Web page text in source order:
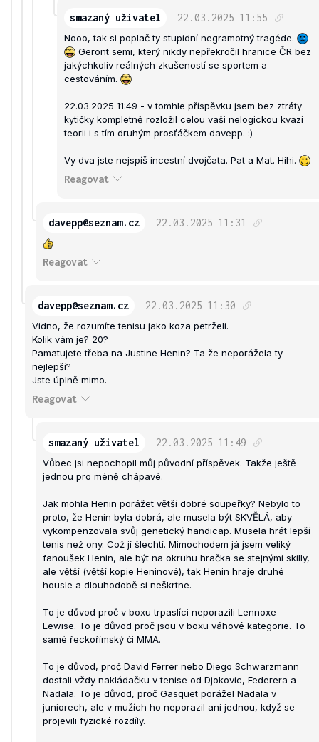
smazaný uživatel 22.03.2025 11:55
Nooo, tak si poplač ty stupidní negramotný tragéde.
Geront semi, který nikdy nepřekročil hranice ČR bez
jakýchkoliv reálných zkušeností se sportem a
cestováním.
22.03.2025 11:49 - v tomhle příspěvku jsem bez ztráty
kytičky kompletně rozložil celou vaši nelogickou kvazi
teorii i s tím druhým prosťáčkem davepp. :)
Vy dva jste nejspíš incestní dvojčata. Pat a Mat. Hihi.
Reagovat
davepp@seznam.cz 22.03.2025 11:31
Reagovat
davepp@seznam.cz 22.03.2025 11:30
Vidno, že rozumíte tenisu jako koza petrželi.
Kolik vám je? 20?
Pamatujete třeba na Justine Henin? Ta že neporážela ty
nejlepší?
Jste úplně mimo.
Reagovat
smazaný uživatel 22.03.2025 11:49
Vůbec jsi nepochopil můj původní příspěvek. Takže ještě
jednou pro méně chápavé.
Jak mohla Henin porážet větší dobré soupeřky? Nebylo to
proto, že Henin byla dobrá, ale musela být SKVĚLÁ, aby
vykompenzovala svůj genetický handicap. Musela hrát lepší
tenis než ony. Což jí šlechtí. Mimochodem já jsem veliký
fanoušek Henin, ale být na okruhu hračka se stejnými skilly,
ale větší (větší kopie Heninové), tak Henin hraje druhé
housle a dlouhodobě si neškrtne.
To je důvod proč v boxu trpaslíci neporazili Lennoxe
Lewise. To je důvod proč jsou v boxu váhové kategorie. To
samé řeckořímský či MMA.
To je důvod, proč David Ferrer nebo Diego Schwarzmann
dostali vždy nakládačku v tenise od Djokovic, Federera a
Nadala. To je důvod, proč Gasquet porážel Nadala v
juniorech, ale v mužích ho neporazil ani jednou, když se
projevili fyzické rozdíly.